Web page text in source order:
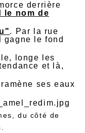
derrière
le nom de
. Par la rue
le fond
longe les
et là,
ses eaux
du côté de